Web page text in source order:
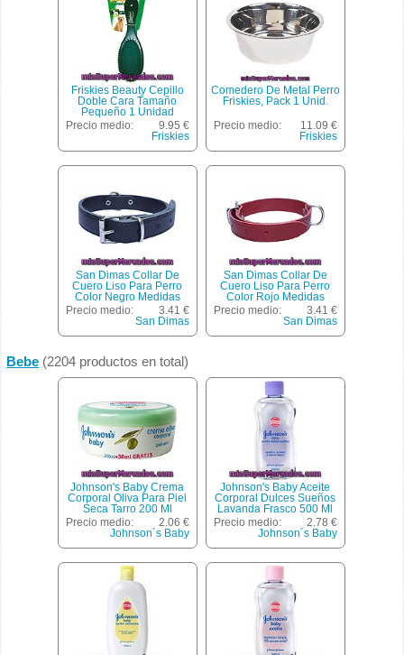
Friskies Beauty Cepillo
Doble Cara Tamaño
Pequeño 1 Unidad
Precio medio:
9.95 €
Friskies
Comedero De Metal Perro
Friskies, Pack 1 Unid.
Precio medio:
11.09 €
Friskies
San Dimas Collar De
Cuero Liso Para Perro
Color Negro Medidas
20x450 Mm 1 Unidad
Precio medio:
3.41 €
San Dimas
San Dimas Collar De
Cuero Liso Para Perro
Color Rojo Medidas
20x450 Mm 1 Unidad
Precio medio:
3.41 €
San Dimas
Bebe (2204 productos en total)
Johnson's Baby Crema
Corporal Oliva Para Piel
Seca Tarro 200 Ml
Precio medio:
2.06 €
Johnson´s Baby
Johnson's Baby Aceite
Corporal Dulces Sueños
Lavanda Frasco 500 Ml
Precio medio:
2.78 €
Johnson´s Baby